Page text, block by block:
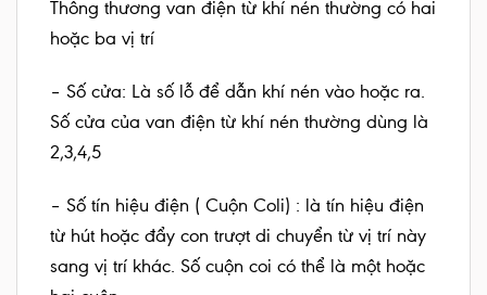
Thông thương van điện từ khí nén thường có hai
hoặc ba vị trí
– Số cửa: Là số lỗ để dẫn khí nén vào hoặc ra.
Số cửa của van điện từ khí nén thường dùng là
2,3,4,5
– Số tín hiệu điện ( Cuộn Coli) : là tín hiệu điện
từ hút hoặc đẩy con trượt di chuyển từ vị trí này
sang vị trí khác. Số cuộn coi có thể là một hoặc